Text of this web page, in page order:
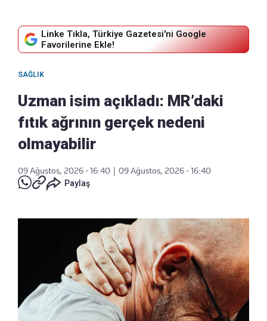
Linke Tıkla, Türkiye Gazetesi'ni Google
Favorilerine Ekle!
SAĞLIK
Uzman isim açıkladı: MR’daki
fıtık ağrının gerçek nedeni
olmayabilir
09 Ağustos, 2026 - 16:40
09 Ağustos, 2026 - 16:40
Paylaş